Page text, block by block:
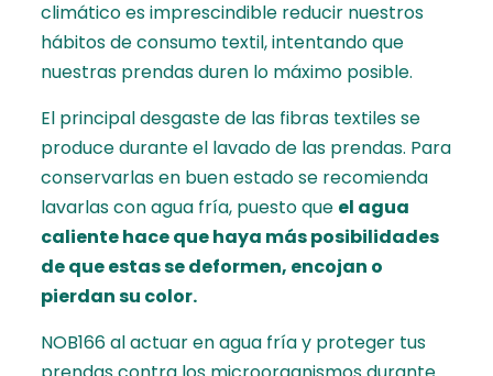
climático es imprescindible reducir nuestros
hábitos de consumo textil, intentando que
nuestras prendas duren lo máximo posible.
El principal desgaste de las fibras textiles se
produce durante el lavado de las prendas. Para
conservarlas en buen estado se recomienda
lavarlas con agua fría, puesto que el agua
caliente hace que haya más posibilidades
de que estas se deformen, encojan o
pierdan su color.
NOB166 al actuar en agua fría y proteger tus